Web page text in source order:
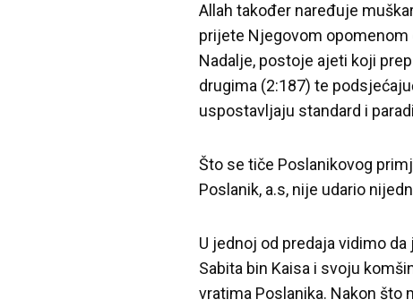
Allah također naređuje
prijete Njegovom
Nadalje, postoje ajeti koji
drugima (2:187) te
uspostavljaju standard i
Što se tiče Poslanikovog
Poslanik, a.s, nije udario
U jednoj od predaja vidimo
Sabita bin Kaisa i svoju
vratima Poslanika. Nakon što